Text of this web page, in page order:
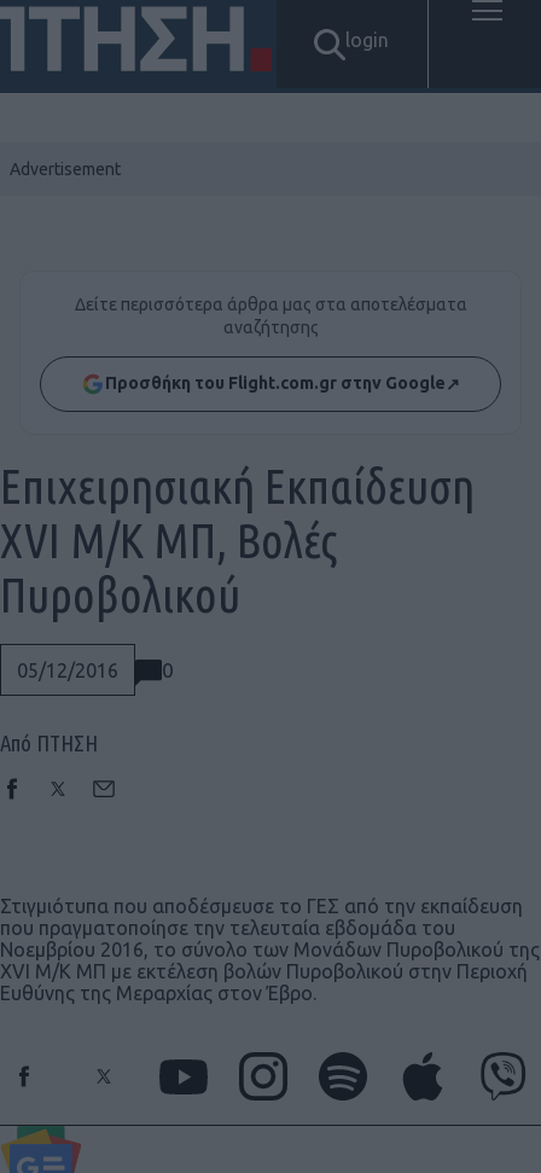
login
Δείτε περισσότερα άρθρα μας στα αποτελέσματα
αναζήτησης
Προσθήκη του Flight.com.gr στην Google↗
05/12/2016 0
Επιχειρησιακή Εκπαίδευση
XVI M/K MΠ, Βολές
Πυροβολικού
Από ΠΤΗΣΗ
Στιγμιότυπα που αποδέσμευσε το ΓΕΣ από την εκπαίδευση
που πραγματοποίησε την τελευταία εβδομάδα του
Νοεμβρίου 2016, το σύνολο των Μονάδων Πυροβολικού της
XVI Μ/Κ ΜΠ με εκτέλεση βολών Πυροβολικού στην Περιοχή
Ευθύνης της Μεραρχίας στον Έβρο.